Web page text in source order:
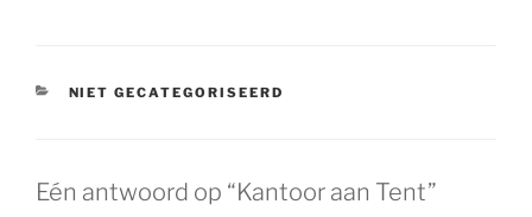
CATEGORIEËN
NIET GECATEGORISEERD
Eén antwoord op “Kantoor aan Tent”